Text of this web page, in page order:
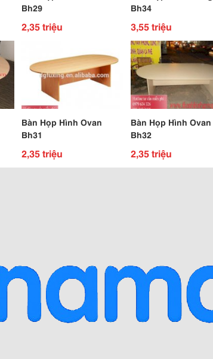
Bh29
2,35 triệu
Bh34
3,55 triệu
Bàn Họp Hình Ovan
Bh31
2,35 triệu
Bàn Họp Hình Ovan
Bh32
2,35 triệu